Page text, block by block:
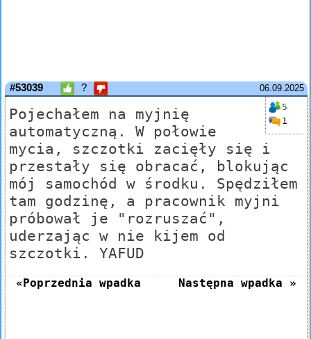
06.09.2025
#53039 ?
5
1
Pojechałem na myjnię
automatyczną. W połowie
mycia, szczotki zacięły się i
przestały się obracać, blokując
mój samochód w środku. Spędziłem
tam godzinę, a pracownik myjni
próbował je "rozruszać",
uderzając w nie kijem od
szczotki. YAFUD
«Poprzednia wpadka Następna wpadka »